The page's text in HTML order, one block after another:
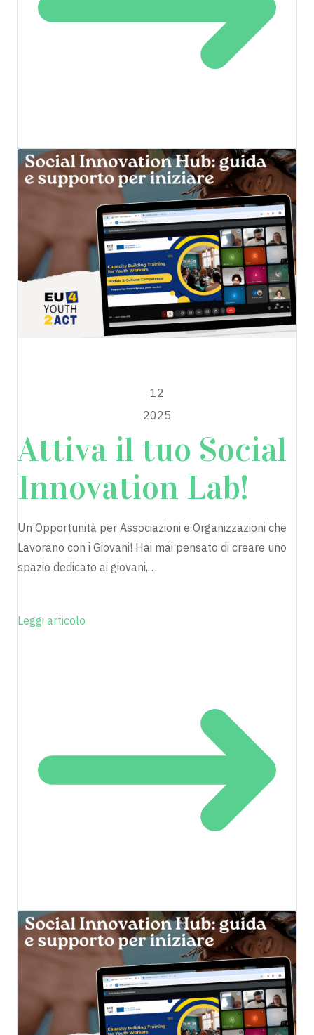
12
2025
Attiva il tuo Social
Innovation Lab!
Un’Opportunità per Associazioni e Organizzazioni che
Lavorano con i Giovani! Hai mai pensato di creare uno
spazio dedicato ai giovani,…
Leggi articolo